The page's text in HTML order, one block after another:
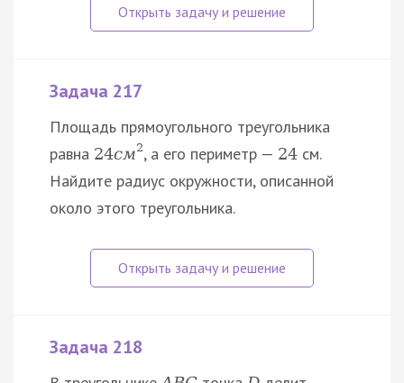
Задача 217
Площадь прямоугольного треугольника
равна 24см2, а его периметр — 24 см.
Найдите радиус окружности, описанной
около этого треугольника.
Задача 218